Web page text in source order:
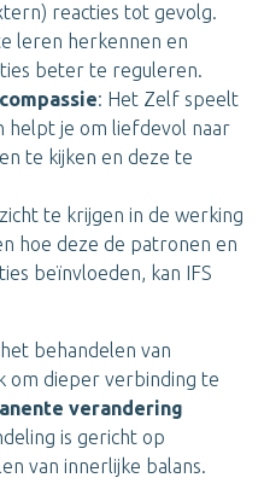
reacties tot gevolg.
leren herkennen en
beter te reguleren.
: Het Zelf speelt
helpt je om liefdevol naar
te kijken en deze te
te krijgen in de werking
hoe deze de patronen en
beïnvloeden, kan IFS
behandelen van
om dieper verbinding te
verandering
is gericht op
van innerlijke balans.